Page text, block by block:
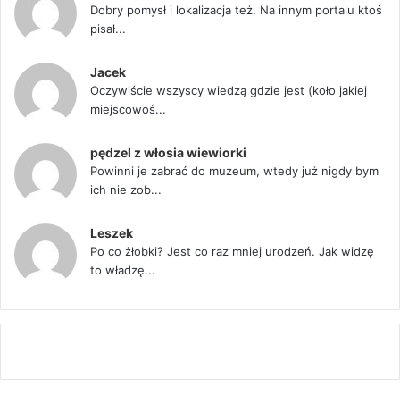
Dobry pomysł i lokalizacja też. Na innym portalu ktoś
pisał...
Jacek
Oczywiście wszyscy wiedzą gdzie jest (koło jakiej
miejscowoś...
pędzel z włosia wiewiorki
Powinni je zabrać do muzeum, wtedy już nigdy bym
ich nie zob...
Leszek
Po co żłobki? Jest co raz mniej urodzeń. Jak widzę
to władzę...